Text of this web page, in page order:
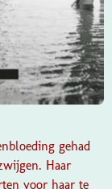
gehad
Haar
voor haar te